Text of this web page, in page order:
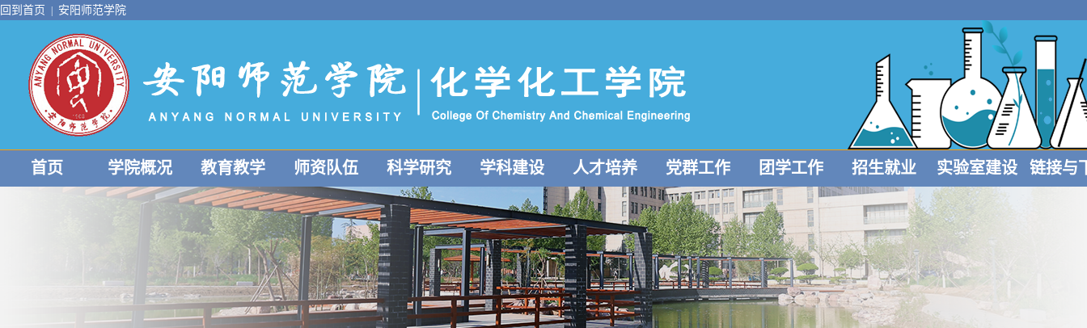
回到首页 安阳师范学院
首页 学院概况 教育教学 师资队伍 科学研究 学科建设 人才培养 党群工作 团学工作 招生就业 实验室建设 链接与